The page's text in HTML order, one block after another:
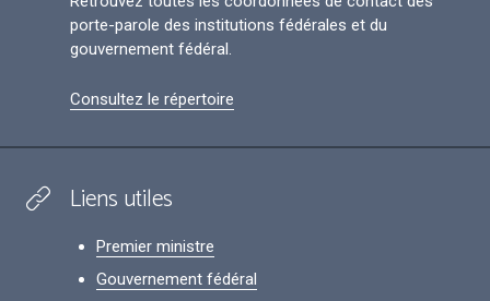
porte-parole des institutions fédérales et du
gouvernement fédéral.
Consultez le répertoire
Liens utiles
Premier ministre
Gouvernement fédéral